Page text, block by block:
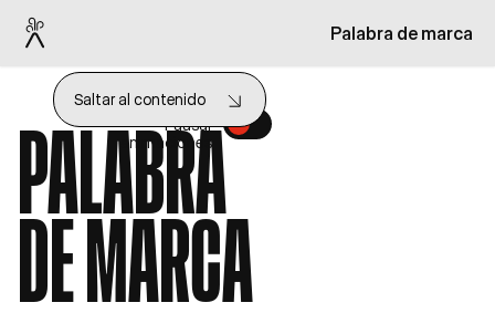
Saltar al contenido
Palabra de marca
PALABRA
DE MARCA
Pausar
animaciones